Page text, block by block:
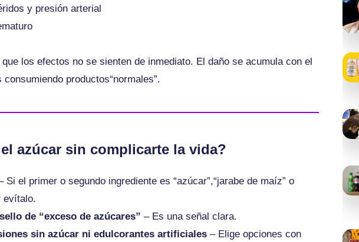
y presión arterial
los efectos no se sienten de inmediato. El daño se acumula con el
productos“normales”.
azúcar sin complicarte la vida?
Si el primer o segundo ingrediente es “azúcar”,“jarabe de maíz” o
evítalo.
de “exceso de azúcares” – Es una señal clara.
sin azúcar ni edulcorantes artificiales – Elige opciones con